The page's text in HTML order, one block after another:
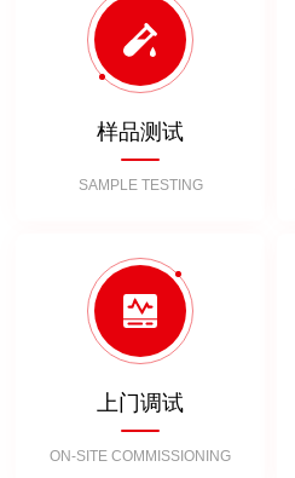
样品测试
SAMPLE TESTING
上门调试
ON-SITE COMMISSIONING